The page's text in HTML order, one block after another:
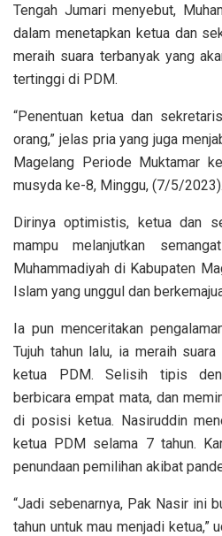
Tengah Jumari menyebut,
dalam menetapkan ketua dan
meraih suara terbanyak yang
tertinggi di PDM.
“Penentuan ketua dan
orang,” jelas pria yang juga
Magelang Periode Muktamar
musyda ke-8, Minggu, (7/5/2023).
Dirinya optimistis, ketua dan
mampu melanjutkan
Muhammadiyah di Kabupaten
Islam yang unggul dan
Ia pun menceritakan
Tujuh tahun lalu, ia meraih
ketua PDM. Selisih tipis
berbicara empat mata, dan
di posisi ketua. Nasiruddin
ketua PDM selama 7 tahun.
penundaan pemilihan akibat
“Jadi sebenarnya, Pak Nasir ini
tahun untuk mau menjadi ketua,”